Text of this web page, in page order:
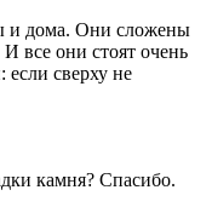
и дома. Они сложены
все они стоят очень
сверху не
камня? Спасибо.